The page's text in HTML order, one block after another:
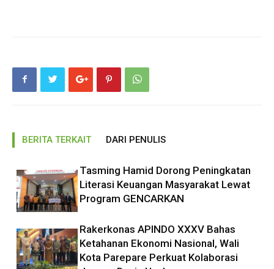
BERITA TERKAIT DARI PENULIS
Tasming Hamid Dorong Peningkatan
Literasi Keuangan Masyarakat Lewat
Program GENCARKAN
Rakerkonas APINDO XXXV Bahas
Ketahanan Ekonomi Nasional, Wali
Kota Parepare Perkuat Kolaborasi